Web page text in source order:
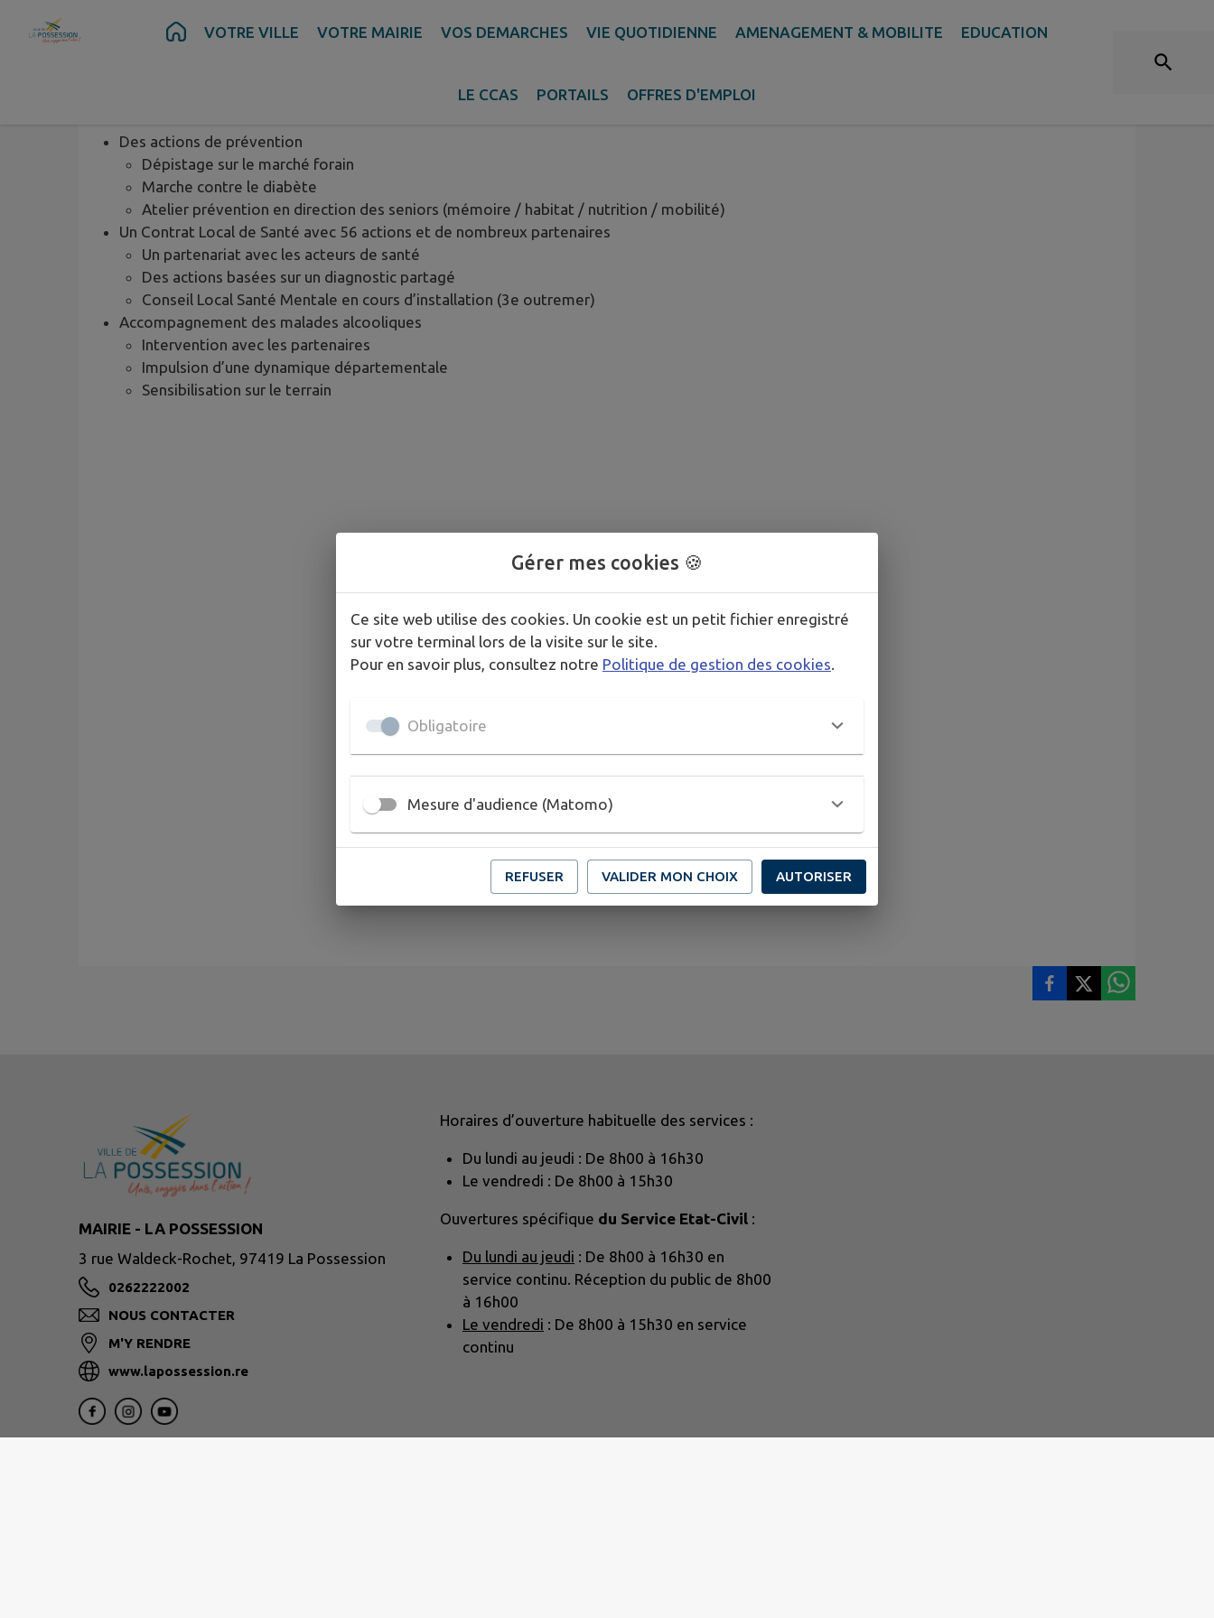
Contenu Recherche Pied de page
VOTRE VILLE VOTRE MAIRIE VOS DEMARCHES VIE QUOTIDIENNE AMENAGEMENT & MOBILITE EDUCATION
LE CCAS PORTAILS OFFRES D'EMPLOI
SANTÉ
Des actions de prévention
Dépistage sur le marché forain
Marche contre le diabète
Atelier prévention en direction des seniors (mémoire / habitat / nutrition / mobilité)
Un Contrat Local de Santé avec 56 actions et de nombreux partenaires
Un partenariat avec les acteurs de santé
Des actions basées sur un diagnostic partagé
Conseil Local Santé Mentale en cours d’installation (3e outremer)
Accompagnement des malades alcooliques
Intervention avec les partenaires
Impulsion d’une dynamique départementale
Sensibilisation sur le terrain
MAIRIE - LA POSSESSION
3 rue Waldeck-Rochet, 97419 La Possession
0262222002
NOUS CONTACTER
M'Y RENDRE
www.lapossession.re
Horaires d’ouverture habituelle des services :
Du lundi au jeudi : De 8h00 à 16h30
Le vendredi : De 8h00 à 15h30
Ouvertures spécifique du Service Etat-Civil :
Du lundi au jeudi : De 8h00 à 16h30 en
service continu. Réception du public de 8h00
à 16h00
Le vendredi : De 8h00 à 15h30 en service
continu
Gérer mes cookies 🍪
Ce site web utilise des cookies. Un cookie est un petit fichier enregistré
sur votre terminal lors de la visite sur le site.
Pour en savoir plus, consultez notre Politique de gestion des cookies
Obligatoire
Mesure d'audience (Matomo)
REFUSER VALIDER MON CHOIX AUTORISER